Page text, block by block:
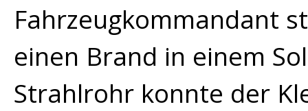
Fahrzeugkommandant
einen Brand in einem
Strahlrohr konnte der